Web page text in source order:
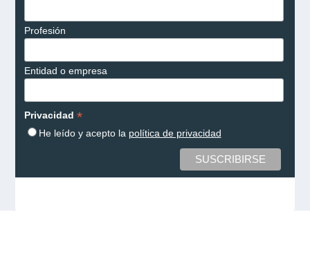
Profesión
Entidad o empresa
Privacidad *
He leído y acepto la política de privacidad